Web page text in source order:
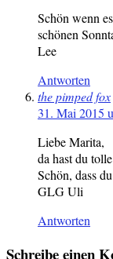
Schön wenn
schönen
Lee
Antworten
the pimped fox
31. Mai 2015
Liebe Marita,
da hast du
Schön, dass
GLG Uli
Antworten
Schreibe einen